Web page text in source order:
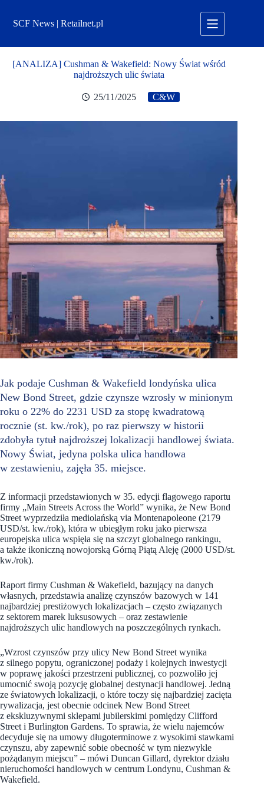
treściSCF News | Retailnet.pl
[ANALIZA] Cushman & Wakefield: Nowy Świat wśród
najdroższych ulic świata
25/11/2025 C&W
Jak podaje Cushman & Wakefield londyńska ulica
New Bond Street, gdzie czynsze wzrosły w minionym
roku o 22% do 2231 USD za stopę kwadratową
rocznie (st. kw./rok), po raz pierwszy w historii
zdobyła tytuł najdroższej lokalizacji handlowej świata.
Nowy Świat, jedyna polska ulica handlowa
w zestawieniu, zajęła 35. miejsce.
Z informacji przedstawionych w 35. edycji flagowego raportu
firmy „Main Streets Across the World” wynika, że New Bond
Street wyprzedziła mediolańską via Montenapoleone (2179
USD/st. kw./rok), która w ubiegłym roku jako pierwsza
europejska ulica wspięła się na szczyt globalnego rankingu,
a także ikoniczną nowojorską Górną Piątą Aleję (2000 USD/st.
kw./rok).
Raport firmy Cushman & Wakefield, bazujący na danych
własnych, przedstawia analizę czynszów bazowych w 141
najbardziej prestiżowych lokalizacjach – często związanych
z sektorem marek luksusowych – oraz zestawienie
najdroższych ulic handlowych na poszczególnych rynkach.
„Wzrost czynszów przy ulicy New Bond Street wynika
z silnego popytu, ograniczonej podaży i kolejnych inwestycji
w poprawę jakości przestrzeni publicznej, co pozwoliło jej
umocnić swoją pozycję globalnej destynacji handlowej. Jedną
ze światowych lokalizacji, o które toczy się najbardziej zacięta
rywalizacja, jest obecnie odcinek New Bond Street
z ekskluzywnymi sklepami jubilerskimi pomiędzy Clifford
Street i Burlington Gardens. To sprawia, że wielu najemców
decyduje się na umowy długoterminowe z wysokimi stawkami
czynszu, aby zapewnić sobie obecność w tym niezwykle
pożądanym miejscu” – mówi Duncan Gillard, dyrektor działu
nieruchomości handlowych w centrum Londynu, Cushman &
Wakefield.